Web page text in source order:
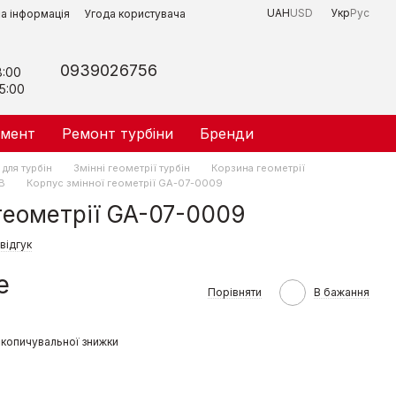
інформація Угода користувача UAHUSD УкрРус
0939026756
Ремонт турбіни Бренди
турбін Змінні геометрії турбін
Корзина геометрії
Корпус змінної геометрії GA-07-0009
GA-07-0009
Порівняти В бажання
знижки